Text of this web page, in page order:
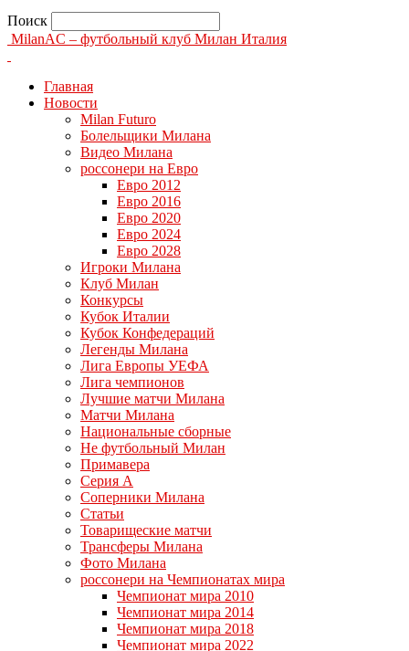
Поиск
MilanAC – футбольный клуб Милан Италия
Главная
Новости
Milan Futuro
Болельщики Милана
Видео Милана
россонери на Евро
Евро 2012
Евро 2016
Евро 2020
Евро 2024
Евро 2028
Игроки Милана
Клуб Милан
Конкурсы
Кубок Италии
Кубок Конфедераций
Легенды Милана
Лига Европы УЕФА
Лига чемпионов
Лучшие матчи Милана
Матчи Милана
Национальные сборные
Не футбольный Милан
Примавера
Серия А
Соперники Милана
Статьи
Товарищеские матчи
Трансферы Милана
Фото Милана
россонери на Чемпионатах мира
Чемпионат мира 2010
Чемпионат мира 2014
Чемпионат мира 2018
Чемпионат мира 2022